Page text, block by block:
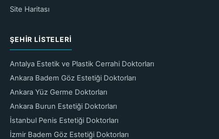
Site Haritası
ŞEHIR LISTELERI
Antalya Estetik ve Plastik Cerrahi Doktorları
Ankara Badem Göz Estetiği Doktorları
Ankara Yüz Germe Doktorları
Ankara Burun Estetiği Doktorları
İstanbul Penis Estetiği Doktorları
İzmir Badem Göz Estetiği Doktorları